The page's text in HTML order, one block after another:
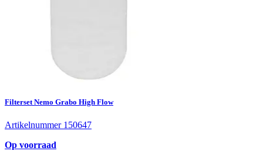
Filterset Nemo Grabo High Flow
Artikelnummer 150647
Op voorraad